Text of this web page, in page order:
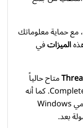
حماية معلوماتك
الميزاتفي
متاح حالياً
Plus والخطة الكاملة Complete. كما أنه
لنظامي Windows
بعد.